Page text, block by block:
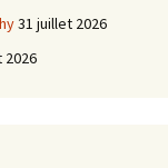
31 juillet 2026
2026